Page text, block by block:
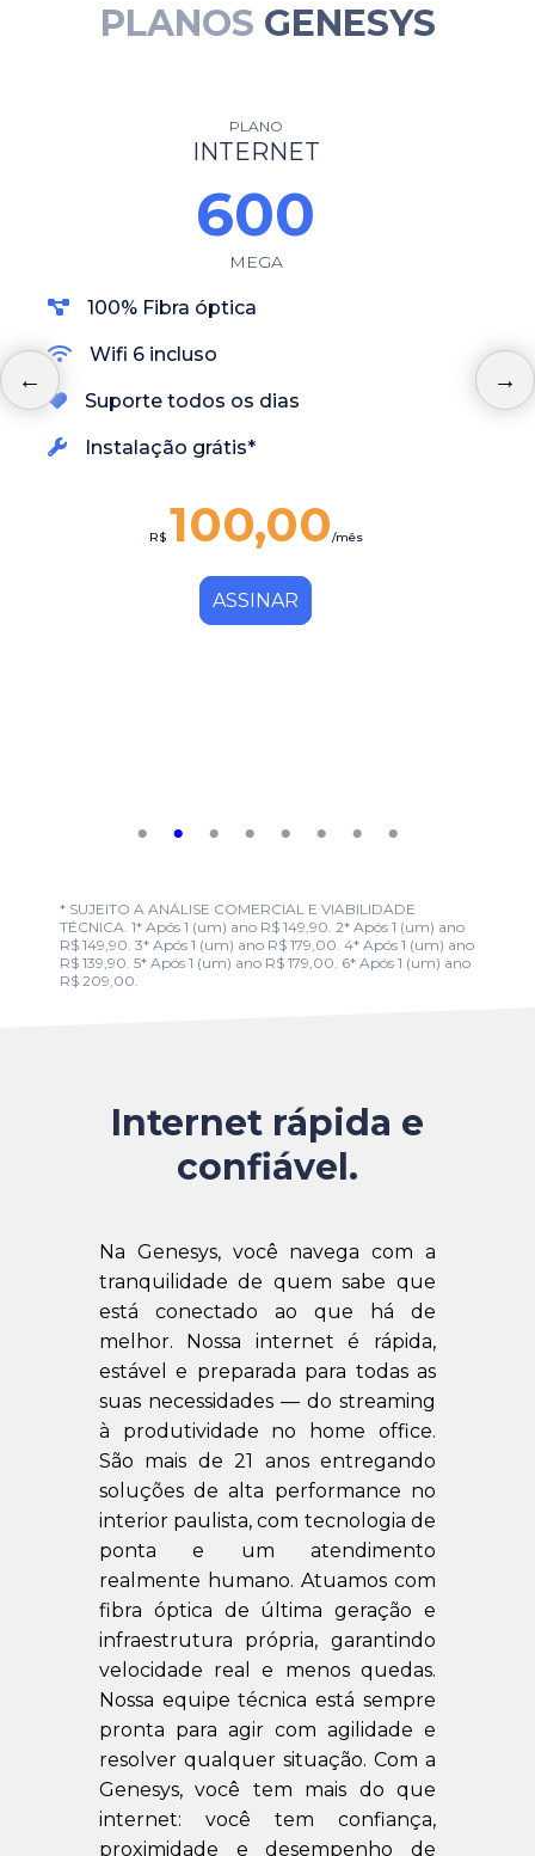
PLANOS GENESYS
PLANO
INTERNET
600
MEGA
100% Fibra óptica
Wifi 6 incluso
Suporte todos os dias
Instalação grátis*
R$ 100,00/mês
ASSINAR
* SUJEITO A ANÁLISE COMERCIAL E VIABILIDADE
TÉCNICA. 1* Após 1 (um) ano R$ 149,90. 2* Após 1 (um) ano
R$ 149,90. 3* Após 1 (um) ano R$ 179,00. 4* Após 1 (um) ano
R$ 139,90. 5* Após 1 (um) ano R$ 179,00. 6* Após 1 (um) ano
R$ 209,00.
Internet rápida e
confiável.
Na Genesys, você navega com a
tranquilidade de quem sabe que
está conectado ao que há de
melhor. Nossa internet é rápida,
estável e preparada para todas as
suas necessidades — do streaming
à produtividade no home office.
São mais de 21 anos entregando
soluções de alta performance no
interior paulista, com tecnologia de
ponta e um atendimento
realmente humano. Atuamos com
fibra óptica de última geração e
infraestrutura própria, garantindo
velocidade real e menos quedas.
Nossa equipe técnica está sempre
pronta para agir com agilidade e
resolver qualquer situação. Com a
Genesys, você tem mais do que
internet: você tem confiança,
proximidade e desempenho de